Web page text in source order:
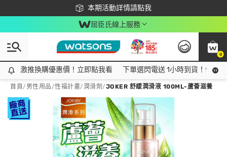
本期活動詳情請點我
下載app最高回饋$350
屈臣氏線上服務
0
激推換購優惠價！立即點我看
激推換購優惠價！立即點我看 下單選閃電送 1小時到貨！領神
首頁/ 男性用品/性福計畫/潤滑劑 /JOKER 舒緩潤滑液 100ML-蘆薈滋養